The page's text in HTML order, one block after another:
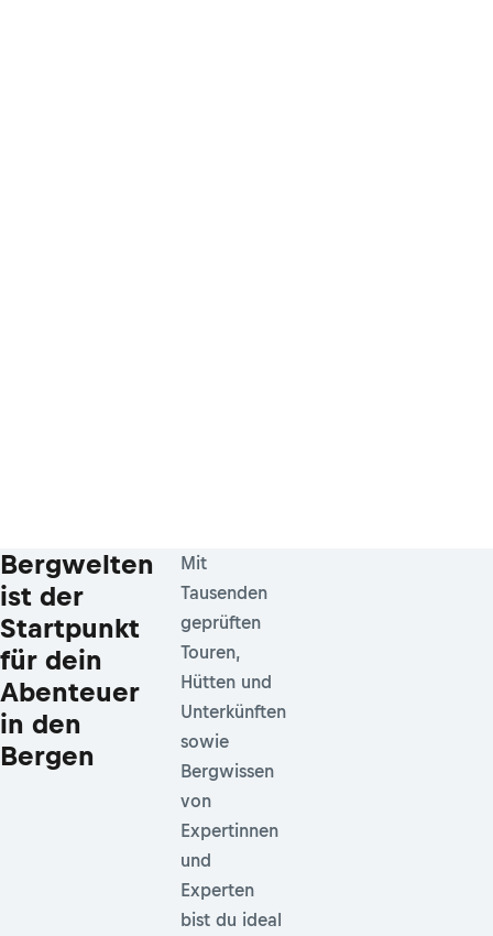
Bergwelten
ist der
Startpunkt
für dein
Abenteuer
in den
Bergen
Mit
Tausenden
geprüften
Touren,
Hütten und
Unterkünften
sowie
Bergwissen
von
Expertinnen
und
Experten
bist du ideal